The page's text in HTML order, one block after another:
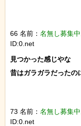
66 名前： 名無し募集中
ID:0.net
見つかった感じやな
昔はガラガラだったの
73 名前： 名無し募集中
ID:0.net